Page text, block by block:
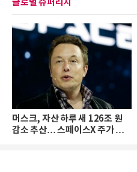
글로벌 슈퍼리치
머스크, 자산 하루 새 126조 원
감소 추산… 스페이스X 주가 하